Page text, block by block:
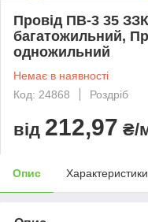
Провід ПВ-3 35
багатожильний,
одножильний
Немає в наявності
Код: 24868
Роздріб
від 212,97 ₴/
Опис Характеристики